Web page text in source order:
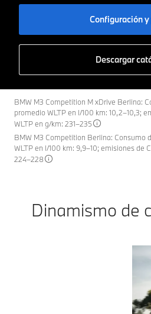
Configuración
Descargar
BMW M3 Competition M xDrive Berlina:
promedio WLTP en l/100 km: 10,2–10,3;
WLTP en g/km: 231–235
BMW M3 Competition Berlina: Consumo
WLTP en l/100 km: 9,9–10; emisiones de
224–228
Dinamismo de